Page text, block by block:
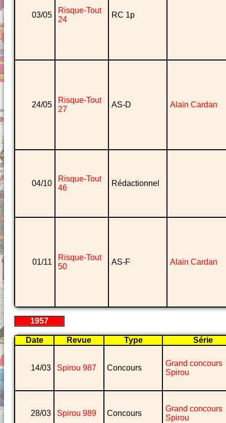
03/05
Risque-Tout
24
RC 1p
24/05
Risque-Tout
27
AS-D Alain Cardan
04/10
Risque-Tout
46
Rédactionnel
01/11
Risque-Tout
50
AS-F Alain Cardan
1957
Date Revue Type Série
14/03 Spirou 987 Concours
Grand concours
Spirou
28/03 Spirou 989 Concours
Grand concours
Spirou